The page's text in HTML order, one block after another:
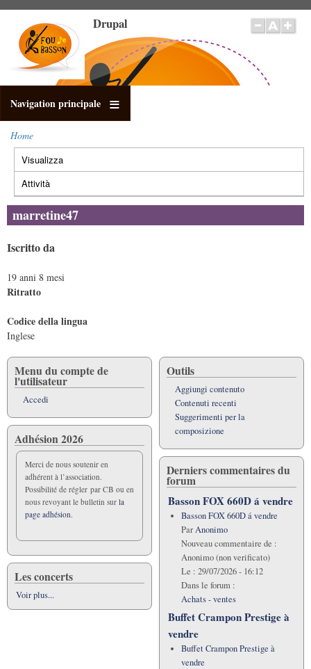
contenuto
principale
Drupal
Navigation principale
Briciole
di
pane
Home
Schede
primarie
Visualizza
attiva)
Attività
marretine47
Iscritto da
19 anni 8 mesi
Ritratto
Codice della lingua
Inglese
Menu du compte de
l'utilisateur
Accedi
Adhésion 2026
Merci de nous soutenir en
adhérent à l’association.
Possibilité de régler par CB ou en
nous revoyant le bulletin sur la
page adhésion.
Les concerts
Voir plus...
Outils
Aggiungi contenuto
Contenuti recenti
Suggerimenti per la
composizione
Derniers commentaires du
forum
Basson FOX 660D á vendre
Basson FOX 660D á vendre
ParAnonimo
Nouveau commentaire de :
Anonimo (non verificato)
Le : 29/07/2026 - 16:12
Dans le forum :
Achats - ventes
Buffet Crampon Prestige à
vendre
Buffet Crampon Prestige à
vendre